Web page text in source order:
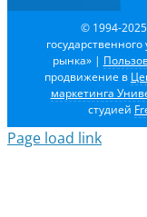
© 1994-
рынка» |
продвижение в
маркетинга
студией
Page load link